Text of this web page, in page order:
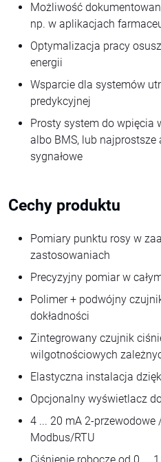
Możliwość
np. w aplikacjach
Optymalizacja pracy
energii
Wsparcie dla systemów
predykcyjnej
Prosty system do wpięcia
albo BMS, lub
sygnałowe
Cechy produktu
Pomiary punktu rosy w
zastosowaniach
Precyzyjny pomiar w
Polimer + podwójny
dokładności
Zintegrowany czujnik
wilgotnościowych
Elastyczna instalacja
Opcjonalny wyświetlacz
4 ... 20 mA 2-przewodowe
Modbus/RTU